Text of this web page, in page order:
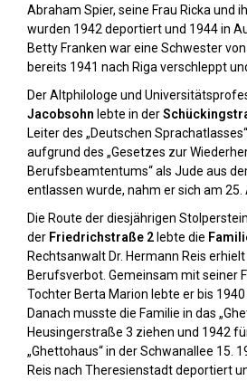
Abraham Spier, seine Frau Ricka und
wurden 1942 deportiert und 1944 in
Betty Franken war eine Schwester
bereits 1941 nach Riga verschleppt
Der Altphilologe und
Jacobsohn lebte in der
Leiter des „Deutschen
aufgrund des „Gesetzes zur
Berufsbeamtentums“ als Jude aus
entlassen wurde, nahm er sich am 25.
Die Route der diesjährigen
der Friedrichstraße 2 lebte die
Rechtsanwalt Dr. Hermann Reis
Berufsverbot. Gemeinsam mit seiner
Tochter Berta Marion lebte er bis
Danach musste die Familie in das
Heusingerstraße 3 ziehen und 1942
„Ghettohaus“ in der Schwanallee 15.
Reis nach Theresienstadt deportiert